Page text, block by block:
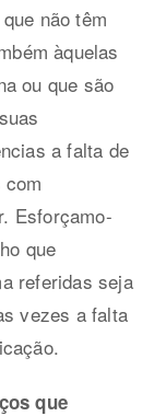
não têm
àquelas
ou que são
a falta de
Esforçamo-
que
referidas seja
vezes a falta
que